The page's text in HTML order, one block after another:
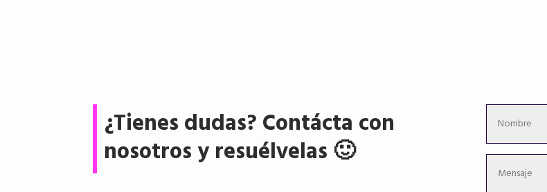
¿Tienes dudas? Contácta con
nosotros y resuélvelas 🙂